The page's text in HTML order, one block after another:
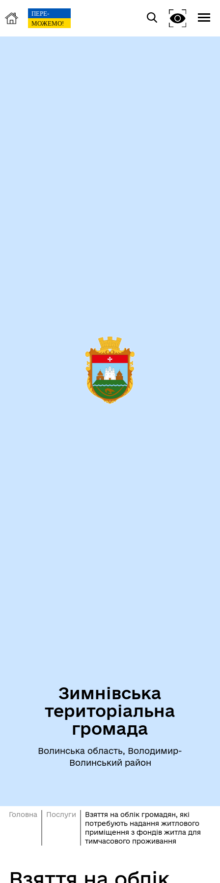
Зимнівська
територіальна
громада
Волинська область, Володимир-
Волинський район
Головна Послуги
Взяття на облік громадян, які
потребують надання житлового
приміщення з фондів житла для
тимчасового проживання